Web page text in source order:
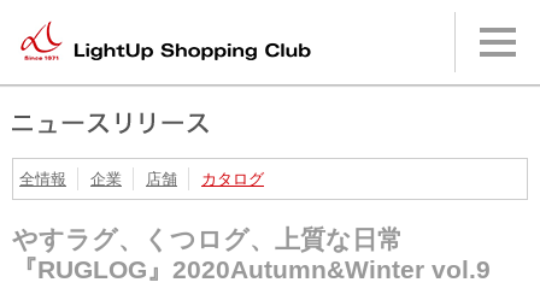
メ
ン
ュ
へ
全情報 企業 店舗 カタログ
やすラグ、くつログ、上質な日常
『RUGLOG』2020Autumn&Winter vol.9